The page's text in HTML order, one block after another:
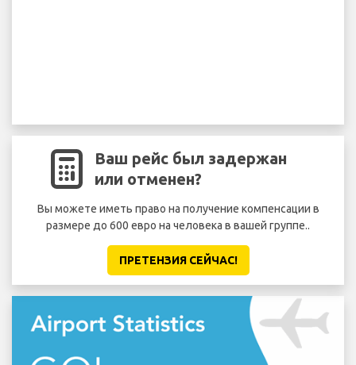
Ваш рейс был задержан
или отменен?
Вы можете иметь право на получение компенсации в
размере до 600 евро на человека в вашей группе..
ПРЕТЕНЗИЯ CЕЙЧАС!